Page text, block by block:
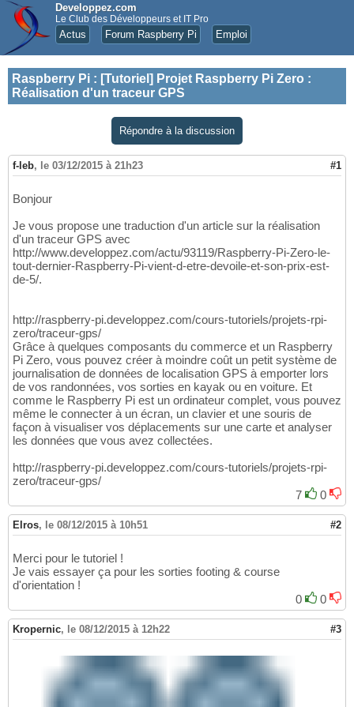
Developpez.com
Le Club des Développeurs et IT Pro
Actus Forum Raspberry Pi Emploi
Raspberry Pi : [Tutoriel] Projet Raspberry Pi Zero :
Réalisation d'un traceur GPS
Répondre à la discussion
f-leb, le 03/12/2015 à 21h23 #1
Bonjour
Je vous propose une traduction d'un article sur la réalisation
d'un traceur GPS avec
http://www.developpez.com/actu/93119/Raspberry-Pi-Zero-le-
tout-dernier-Raspberry-Pi-vient-d-etre-devoile-et-son-prix-est-
de-5/.
http://raspberry-pi.developpez.com/cours-tutoriels/projets-rpi-
zero/traceur-gps/
Grâce à quelques composants du commerce et un Raspberry
Pi Zero, vous pouvez créer à moindre coût un petit système de
journalisation de données de localisation GPS à emporter lors
de vos randonnées, vos sorties en kayak ou en voiture. Et
comme le Raspberry Pi est un ordinateur complet, vous pouvez
même le connecter à un écran, un clavier et une souris de
façon à visualiser vos déplacements sur une carte et analyser
les données que vous avez collectées.
http://raspberry-pi.developpez.com/cours-tutoriels/projets-rpi-
zero/traceur-gps/
7
0
Elros, le 08/12/2015 à 10h51 #2
Merci pour le tutoriel !
Je vais essayer ça pour les sorties footing & course
d'orientation !
0
0
Kropernic, le 08/12/2015 à 12h22 #3